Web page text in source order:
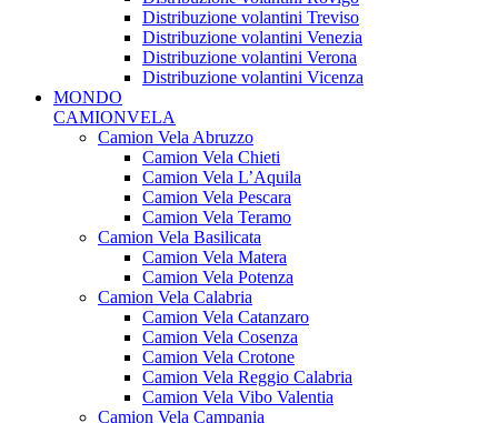
Distribuzione volantini Treviso
Distribuzione volantini Venezia
Distribuzione volantini Verona
Distribuzione volantini Vicenza
MONDO
CAMIONVELA
Camion Vela Abruzzo
Camion Vela Chieti
Camion Vela L’Aquila
Camion Vela Pescara
Camion Vela Teramo
Camion Vela Basilicata
Camion Vela Matera
Camion Vela Potenza
Camion Vela Calabria
Camion Vela Catanzaro
Camion Vela Cosenza
Camion Vela Crotone
Camion Vela Reggio Calabria
Camion Vela Vibo Valentia
Camion Vela Campania